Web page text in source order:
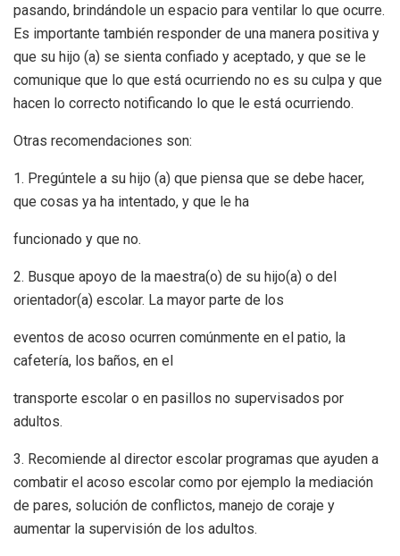
pasando, brindándole un espacio para ventilar lo que ocurre.
Es importante también responder de una manera positiva y
que su hijo (a) se sienta confiado y aceptado, y que se le
comunique que lo que está ocurriendo no es su culpa y que
hacen lo correcto notificando lo que le está ocurriendo.
Otras recomendaciones son:
1. Pregúntele a su hijo (a) que piensa que se debe hacer,
que cosas ya ha intentado, y que le ha
funcionado y que no.
2. Busque apoyo de la maestra(o) de su hijo(a) o del
orientador(a) escolar. La mayor parte de los
eventos de acoso ocurren comúnmente en el patio, la
cafetería, los baños, en el
transporte escolar o en pasillos no supervisados por
adultos.
3. Recomiende al director escolar programas que ayuden a
combatir el acoso escolar como por ejemplo la mediación
de pares, solución de conflictos, manejo de coraje y
aumentar la supervisión de los adultos.